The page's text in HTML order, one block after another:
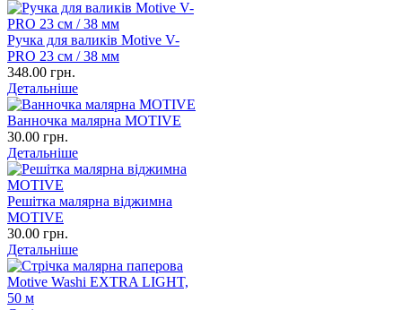
Ручка для валиків Motive V-
PRO 23 см / 38 мм
348.00 грн.
Детальніше
Ванночка малярна MOTIVE
30.00 грн.
Детальніше
Решітка малярна віджимна
MOTIVE
30.00 грн.
Детальніше